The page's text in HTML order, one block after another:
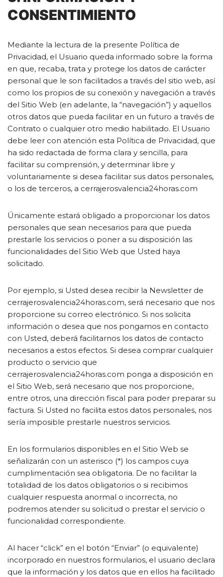
CONSENTIMIENTO
Mediante la lectura de la presente Política de
Privacidad, el Usuario queda informado sobre la forma
en que, recaba, trata y protege los datos de carácter
personal que le son facilitados a través del sitio web, así
como los propios de su conexión y navegación a través
del Sitio Web (en adelante, la “navegación”) y aquellos
otros datos que pueda facilitar en un futuro a través de
Contrato o cualquier otro medio habilitado. El Usuario
debe leer con atención esta Política de Privacidad, que
ha sido redactada de forma clara y sencilla, para
facilitar su comprensión, y determinar libre y
voluntariamente si desea facilitar sus datos personales,
o los de terceros, a cerrajerosvalencia24horas.com
Únicamente estará obligado a proporcionar los datos
personales que sean necesarios para que pueda
prestarle los servicios o poner a su disposición las
funcionalidades del Sitio Web que Usted haya
solicitado.
Por ejemplo, si Usted desea recibir la Newsletter de
cerrajerosvalencia24horas.com, será necesario que nos
proporcione su correo electrónico. Si nos solicita
información o desea que nos pongamos en contacto
con Usted, deberá facilitarnos los datos de contacto
necesarios a estos efectos. Si desea comprar cualquier
producto o servicio que
cerrajerosvalencia24horas.com ponga a disposición en
el Sitio Web, será necesario que nos proporcione,
entre otros, una dirección fiscal para poder preparar su
factura. Si Usted no facilita estos datos personales, nos
sería imposible prestarle nuestros servicios.
En los formularios disponibles en el Sitio Web se
señalizarán con un asterisco (*) los campos cuya
cumplimentación sea obligatoria. De no facilitar la
totalidad de los datos obligatorios o si recibimos
cualquier respuesta anormal o incorrecta, no
podremos atender su solicitud o prestar el servicio o
funcionalidad correspondiente.
Al hacer “click” en el botón “Enviar” (o equivalente)
incorporado en nuestros formularios, el usuario declara
que la información y los datos que en ellos ha facilitado